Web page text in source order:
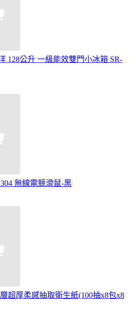
128公升 一級能效雙門小冰箱 SR-
無線電競滑鼠-黑
超厚柔感抽取衛生紙(100抽x8包x8